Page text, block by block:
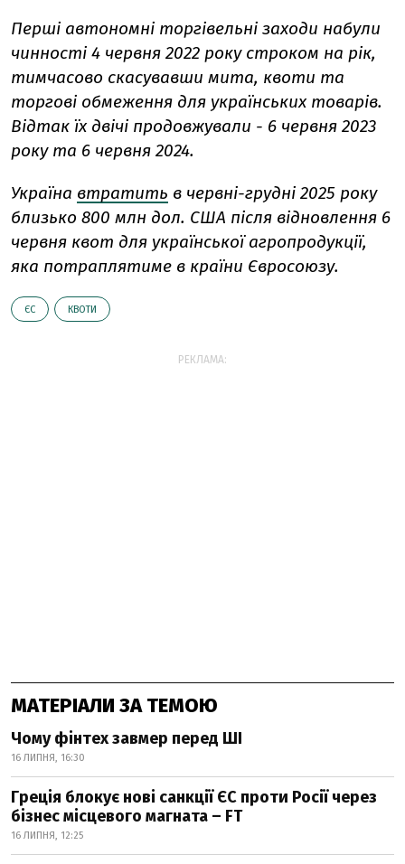
Перші автономні торгівельні заходи набули
чинності 4 червня 2022 року строком на рік,
тимчасово скасувавши мита, квоти та
торгові обмеження для українських товарів.
Відтак їх двічі продовжували - 6 червня 2023
року та 6 червня 2024.
Україна втратить в червні-грудні 2025 року
близько 800 млн дол. США після відновлення 6
червня квот для української агропродукції,
яка потраплятиме в країни Євросоюзу.
ЄС КВОТИ
РЕКЛАМА:
МАТЕРІАЛИ ЗА ТЕМОЮ
Чому фінтех завмер перед ШІ
16 ЛИПНЯ, 16:30
Греція блокує нові санкції ЄС проти Росії через
бізнес місцевого магната – FT
16 ЛИПНЯ, 12:25